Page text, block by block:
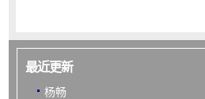
最近更新
杨畅